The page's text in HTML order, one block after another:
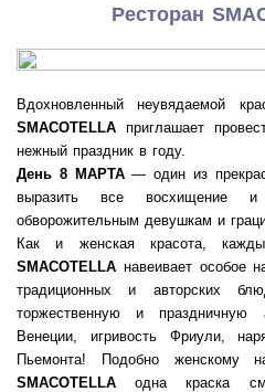
Ресторан
Вдохновленный неувядаемой
SMACOTELLA приглашает
нежный праздник в году.
День 8 МАРТА— один из
выразить все восхищение
обворожительным девушкам и
Как и женская красота,
SMACOTELLA навеивает особое
традиционных и авторских
торжественную и праздничную
Венеции, игривость Фриули,
Пьемонта! Подобно женскому
SMACOTELLA одна краска